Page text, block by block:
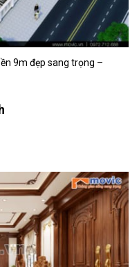
9m đẹp sang trọng –